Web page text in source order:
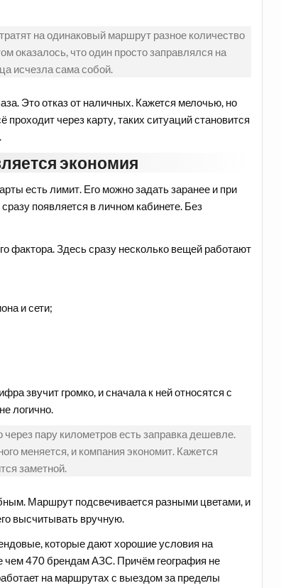
на одинаковый маршрут разное количество
оказалось, что один просто заправлялся на
исчезла сама собой.
Это отказ от наличных. Кажется мелочью, но
через карту, таких ситуаций становится
экономия
есть лимит. Его можно задать заранее и при
появляется в личном кабинете. Без
фактора. Здесь сразу несколько вещей работают
и сети;
звучит громко, и сначала к ней относятся с
логично.
пару километров есть заправка дешевле.
меняется, и компания экономит. Кажется
заметной.
Маршрут подсвечивается разными цветами, и
высчитывать вручную.
которые дают хорошие условия на
чем 470 брендам АЗС. Причём география не
на маршрутах с выездом за пределы